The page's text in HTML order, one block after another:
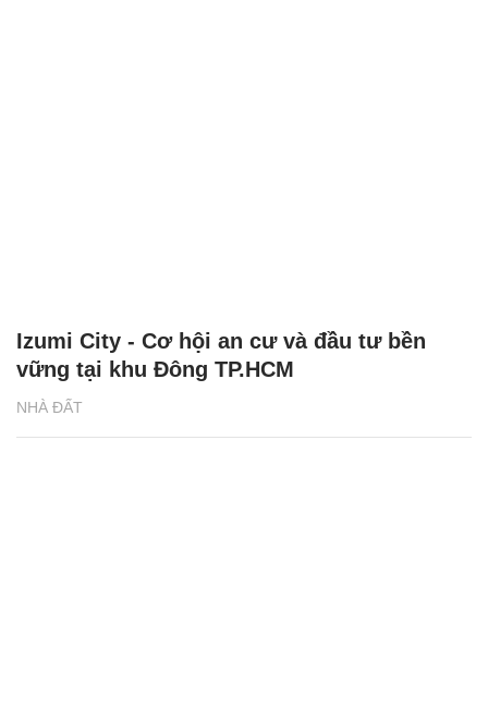
NHÀ ĐẤT
Izumi City - Cơ hội an cư và đầu tư bền
vững tại khu Đông TP.HCM